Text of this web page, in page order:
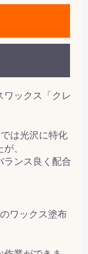
ワックス「クレ
は光沢に特化
、
ランス良く配合
ワックス塗布